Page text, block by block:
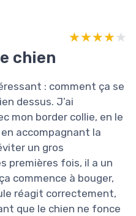
chien
★★★★★
★★★★★
: comment ça se
dessus. J’ai
mon border collie, en le
accompagnant la
un gros
premières fois, il a un
commence à bouger,
réagit correctement,
que le chien ne fonce